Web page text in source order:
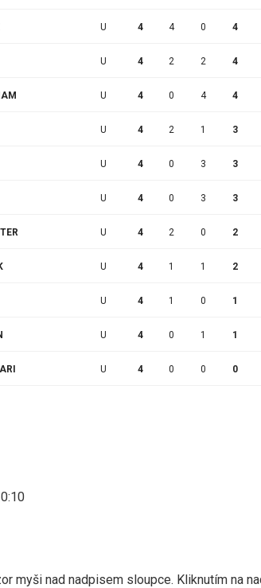
U 4 4 0 4
U 4 2 2 4
U 4 0 4 4
U 4 2 1 3
U 4 0 3 3
U 4 0 3 3
U 4 2 0 2
U 4 1 1 2
U 4 1 0 1
U 4 0 1 1
U 4 0 0 0
myši nad nadpisem sloupce. Kliknutím na